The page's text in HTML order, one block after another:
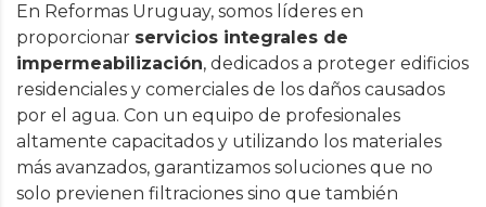
En Reformas Uruguay, somos líderes en
proporcionar servicios integrales de
impermeabilización, dedicados a proteger edificios
residenciales y comerciales de los daños causados
por el agua. Con un equipo de profesionales
altamente capacitados y utilizando los materiales
más avanzados, garantizamos soluciones que no
solo previenen filtraciones sino que también